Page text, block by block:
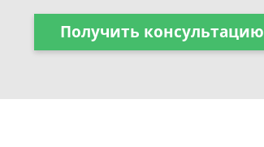
Получить консультацию